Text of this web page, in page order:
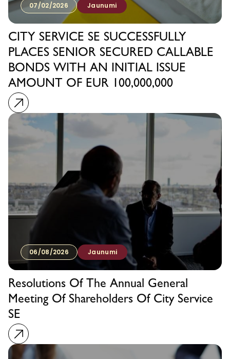
07/02/2026 Jaunumi
CITY SERVICE SE SUCCESSFULLY
PLACES SENIOR SECURED CALLABLE
BONDS WITH AN INITIAL ISSUE
AMOUNT OF EUR 100,000,000
06/08/2026 Jaunumi
Resolutions Of The Annual General
Meeting Of Shareholders Of City Service
SE